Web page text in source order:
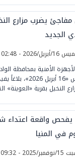
يضرب مزارع
الجديد
2026 - 02:48 م
الأمنية بمحافظة
الخميس «16
النخيل بقرية «العوينة»
يفحص واقعة اعتداء
في المنيا
- 09:32 م